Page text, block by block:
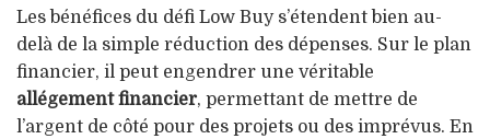
Les bénéfices du défi Low Buy s’étendent bien au-
delà de la simple réduction des dépenses. Sur le plan
financier, il peut engendrer une véritable
allégement financier, permettant de mettre de
l’argent de côté pour des projets ou des imprévus. En